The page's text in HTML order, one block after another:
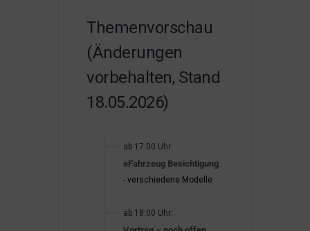
Themenvorschau
(Änderungen
vorbehalten, Stand
18.05.2026)
ab 17:00 Uhr:
eFahrzeug Besichtigung
- verschiedene Modelle
ab 18:00 Uhr: